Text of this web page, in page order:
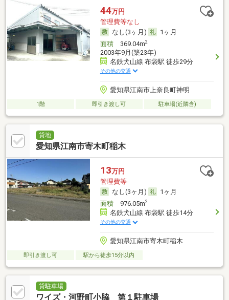
44万円
管理費等なし
なし(3ヶ月)
1ヶ月
面積369.04m2
2003年9月(築23年)
名鉄犬山線 布袋駅 徒歩29分
その他の交通
愛知県江南市上奈良町神明
1階 即引き渡し可 駐車場(近隣含)
貸地
愛知県江南市寄木町稲木
13万円
管理費等-
なし(3ヶ月)
1ヶ月
面積976.05m2
名鉄犬山線 布袋駅 徒歩14分
その他の交通
愛知県江南市寄木町稲木
即引き渡し可 駅から徒歩15分以内
貸駐車場
ワイズ・河野町小脇 第１駐車場